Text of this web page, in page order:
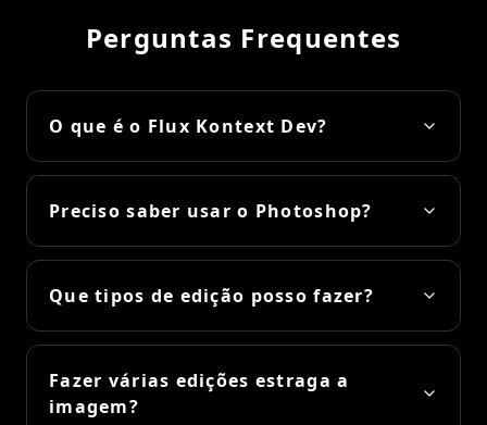
Perguntas Frequentes
O que é o Flux Kontext Dev?
Preciso saber usar o Photoshop?
Que tipos de edição posso fazer?
Fazer várias edições estraga a
imagem?